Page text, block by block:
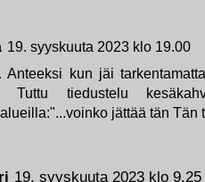
19. syyskuuta 2023 klo 9.25
19. syyskuuta 2023 klo 19.00
Anteeksi kun jäi
Tuttu tiedustelu
jättää tän Tän